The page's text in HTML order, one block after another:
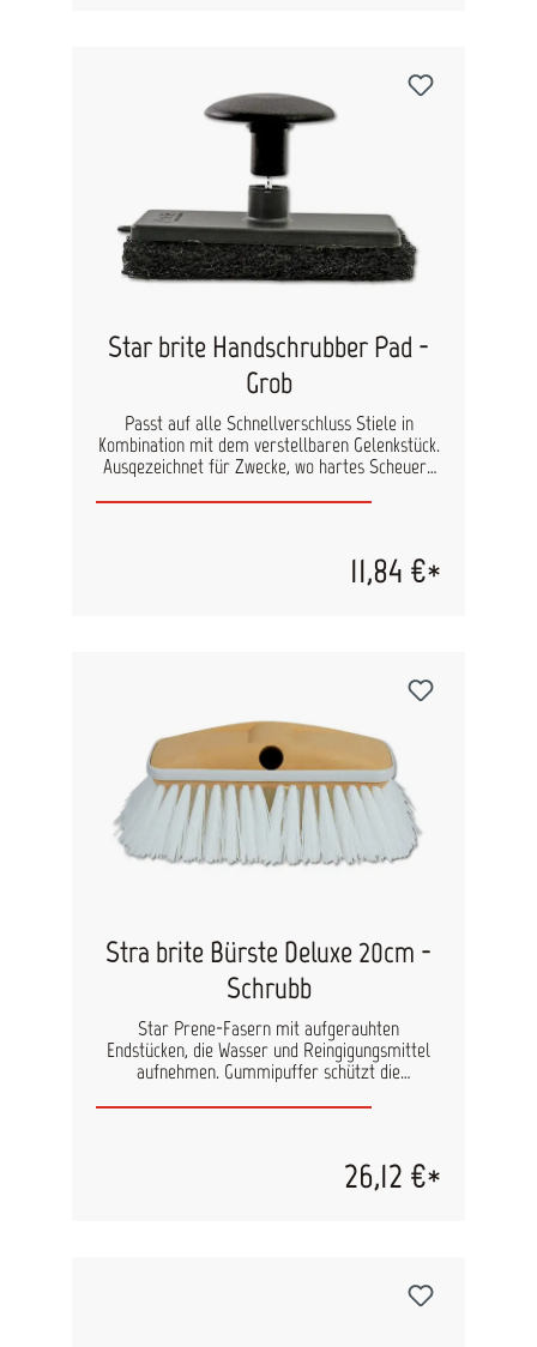
Star brite Handschrubber Pad -
Grob
Passt auf alle Schnellverschluss Stiele in
Kombination mit dem verstellbaren Gelenkstück.
Ausgezeichnet für Zwecke, wo hartes Scheuern
Antifouling.
11,84 €*
Stra brite Bürste Deluxe 20cm -
Schrubb
Star Prene-Fasern mit aufgerauhten
Endstücken, die Wasser und Reingigungsmittel
aufnehmen. Gummipuffer schützt die
Passt zu allen Extend-A-Brush Stielen.
26,12 €*